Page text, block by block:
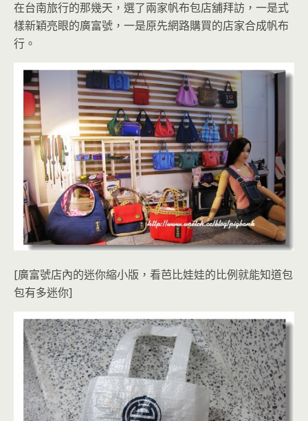
在台南旅行的那幾天，選了兩家帆布包店舖拜訪，一是式
樣新穎亮眼的廣富號，一是原先網路購買的店家合成帆布
行。
[廣富號店內的迷你縮小版，看芭比娃娃的比例就能知道包
包有多迷你]